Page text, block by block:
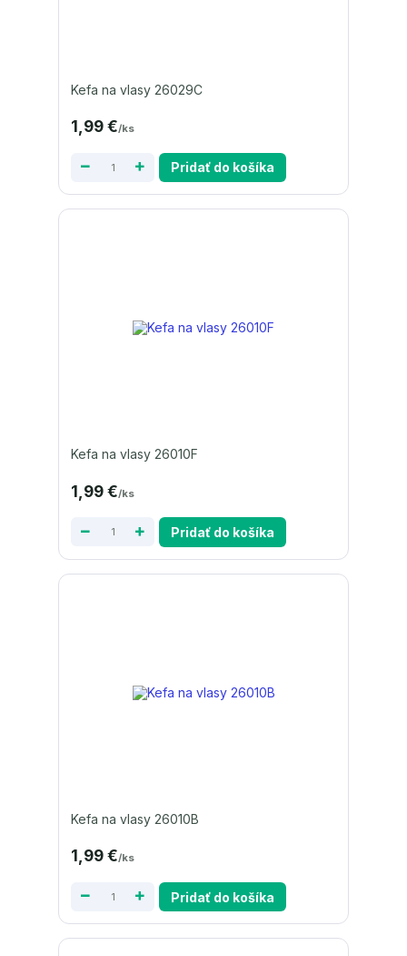
Kefa na vlasy 26029C
1,99 €/ks
Pridať do košíka
Kefa na vlasy 26010F
1,99 €/ks
Pridať do košíka
Kefa na vlasy 26010B
1,99 €/ks
Pridať do košíka